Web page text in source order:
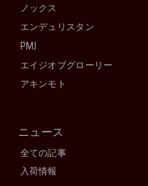
ノックス
エンデュリスタン
PMJ
エイジオブグローリー
アキンモト
ニュース
全ての記事
入荷情報